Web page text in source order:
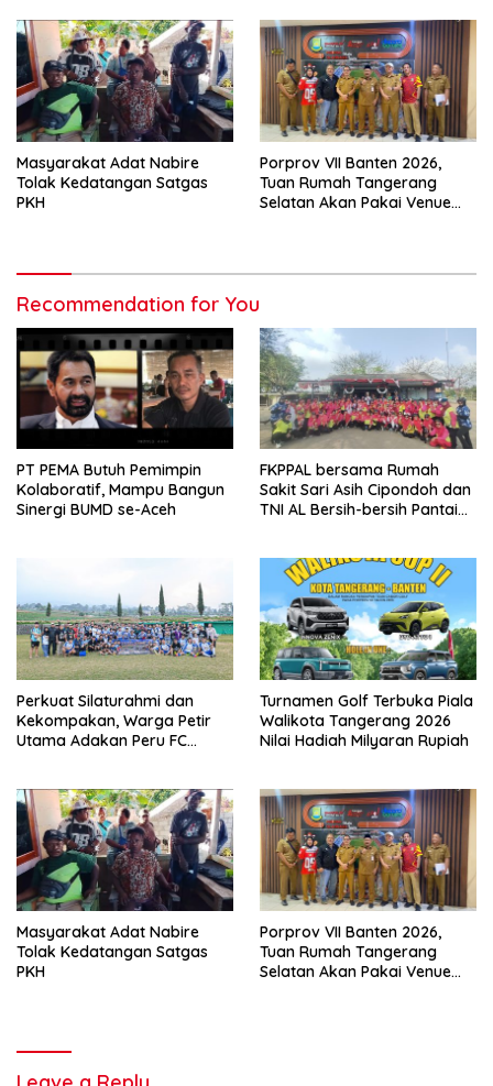
Masyarakat Adat Nabire
Tolak Kedatangan Satgas
PKH
Porprov VII Banten 2026,
Tuan Rumah Tangerang
Selatan Akan Pakai Venue
Recommendation for You
PT PEMA Butuh Pemimpin
Kolaboratif, Mampu Bangun
Sinergi BUMD se-Aceh
FKPPAL bersama Rumah
Sakit Sari Asih Cipondoh dan
TNI AL Bersih-bersih Pantai
Perkuat Silaturahmi dan
Kekompakan, Warga Petir
Utama Adakan Peru FC
Turnamen Golf Terbuka Piala
Walikota Tangerang 2026
Nilai Hadiah Milyaran Rupiah
Masyarakat Adat Nabire
Tolak Kedatangan Satgas
PKH
Porprov VII Banten 2026,
Tuan Rumah Tangerang
Selatan Akan Pakai Venue